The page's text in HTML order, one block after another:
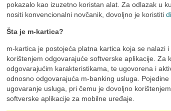
pokazalo kao izuzetno koristan alat. Za odlazak u
nositi konvencionalni novčanik, dovoljno je koristiti
Šta je m-kartica?
m-kartica je postojeća platna kartica koja se nalazi
korištenjem odgovarajuće softverske aplikacije.
odgovarajućim karakteristikama, te ugovorena i
odnosno odgovarajuća m-banking usluga.
ugovaranje usluga, pri čemu je dovoljno
softverske aplikacije za mobilne uređaje.